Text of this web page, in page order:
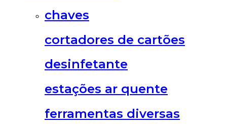
chaves
cortadores de cartões
desinfetante
estações ar quente
ferramentas diversas